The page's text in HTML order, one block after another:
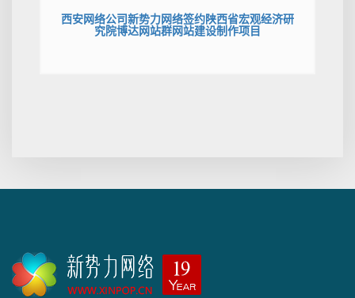
西安网络公司新势力网络签约陕西省宏观经济研
究院博达网站群网站建设制作项目